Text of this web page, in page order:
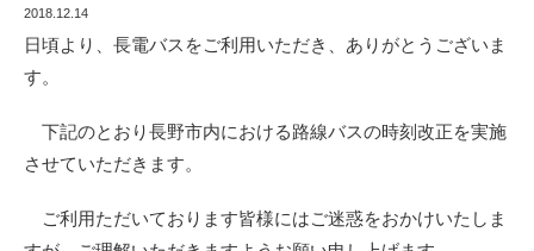
2018.12.14
日頃より、長電バスをご利用いただき、ありがとうございま
す。
下記のとおり長野市内における路線バスの時刻改正を実施
させていただきます。
ご利用ただいております皆様にはご迷惑をおかけいたしま